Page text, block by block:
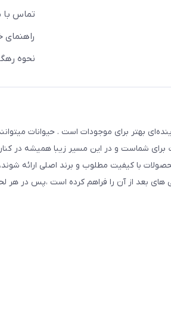
تماس با
نحوه
بهتر برای موجودات است . حیوانات
برای شماست و در این مسیر زیبا همیشه در
با کیفیت مطلوب و برند اصلی ارائه
های بعد از آن را فراهم کرده است ،پس در